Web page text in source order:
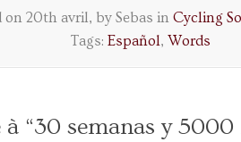
on 20th avril, by Sebas inCycling
Tags: Español, Words
à “30 semanas y